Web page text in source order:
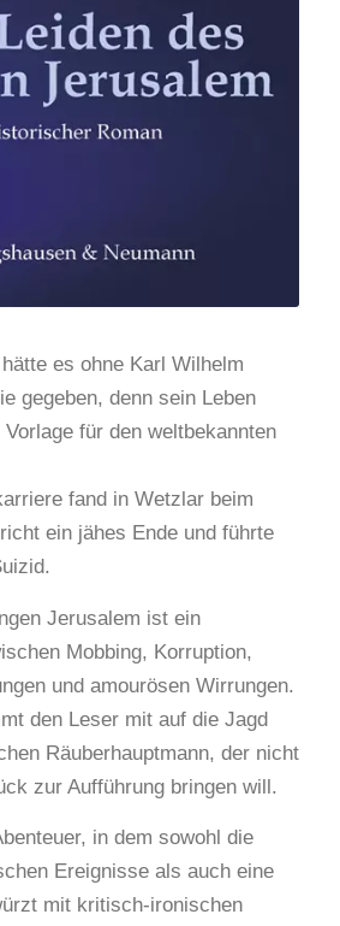
es ohne Karl Wilhelm
gegeben, denn sein Leben
für den weltbekannten
fand in Wetzlar beim
ein jähes Ende und führte
Jerusalem ist ein
Mobbing, Korruption,
und amourösen Wirrungen.
den Leser mit auf die Jagd
Räuberhauptmann, der nicht
zur Aufführung bringen will.
in dem sowohl die
Ereignisse als auch eine
mit kritisch-ironischen